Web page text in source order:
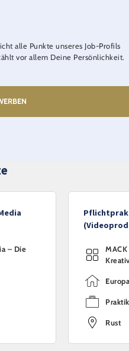
alle Punkte unseres Job-Profils
vor allem Deine Persönlichkeit.
– Die
Rust